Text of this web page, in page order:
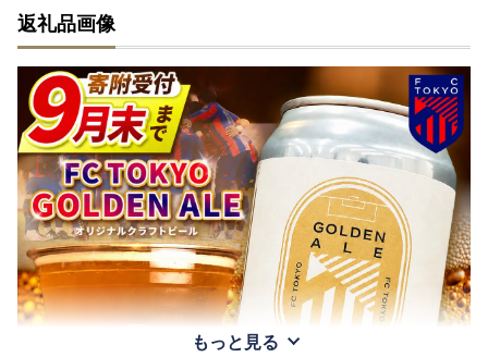
返礼品画像
もっと見る